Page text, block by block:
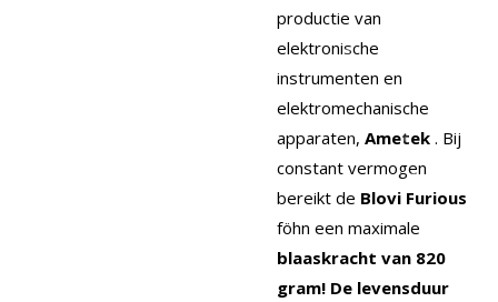
productie van
elektronische
instrumenten en
elektromechanische
apparaten, Ametek . Bij
constant vermogen
bereikt de Blovi Furious
föhn een maximale
blaaskracht van 820
gram! De levensduur